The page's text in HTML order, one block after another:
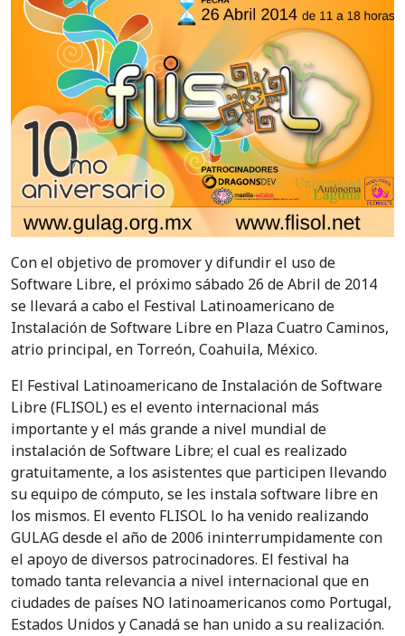
Con el objetivo de promover y difundir el uso de
Software Libre, el próximo sábado 26 de Abril de 2014
se llevará a cabo el Festival Latinoamericano de
Instalación de Software Libre en Plaza Cuatro Caminos,
atrio principal, en Torreón, Coahuila, México.
El Festival Latinoamericano de Instalación de Software
Libre (FLISOL) es el evento internacional más
importante y el más grande a nivel mundial de
instalación de Software Libre; el cual es realizado
gratuitamente, a los asistentes que participen llevando
su equipo de cómputo, se les instala software libre en
los mismos. El evento FLISOL lo ha venido realizando
GULAG desde el año de 2006 ininterrumpidamente con
el apoyo de diversos patrocinadores. El festival ha
tomado tanta relevancia a nivel internacional que en
ciudades de países NO latinoamericanos como Portugal,
Estados Unidos y Canadá se han unido a su realización.